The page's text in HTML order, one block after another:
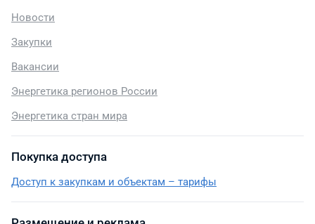
Новости
Закупки
Вакансии
Энергетика регионов России
Энергетика стран мира
Покупка доступа
Доступ к закупкам и объектам – тарифы